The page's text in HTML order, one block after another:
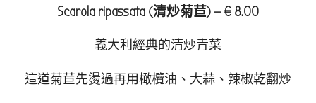
Scarola ripassata (清炒菊苣) — € 8.00
義大利經典的清炒青菜
這道菊苣先燙過再用橄欖油、大蒜、辣椒乾翻炒